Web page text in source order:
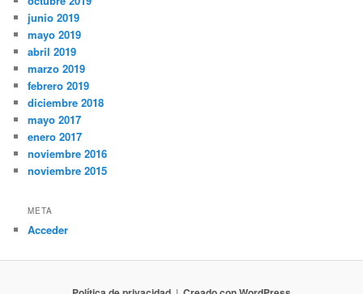
junio 2019
mayo 2019
abril 2019
marzo 2019
febrero 2019
diciembre 2018
mayo 2017
enero 2017
noviembre 2016
noviembre 2015
META
Acceder